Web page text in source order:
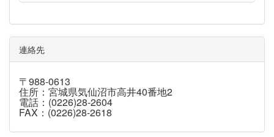
連絡先
〒988-0613
住所：宮城県気仙沼市高井40番地2
電話：(0226)28-2604
FAX：(0226)28-2618